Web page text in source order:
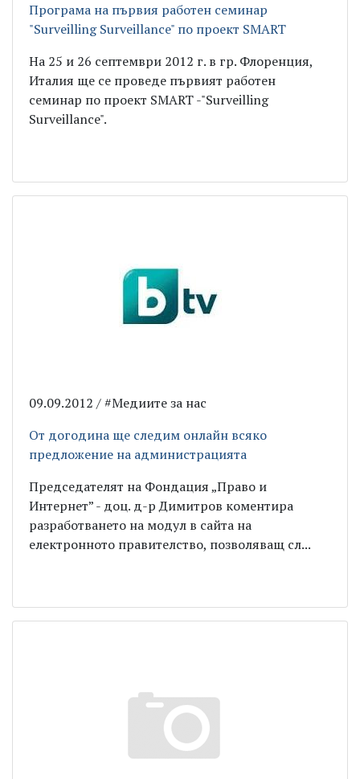
Програма на първия работен семинар
"Surveilling Surveillance" по проект SMART
На 25 и 26 септември 2012 г. в гр. Флоренция,
Италия ще се проведе първият работен
семинар по проект SMART -"Surveilling
Surveillance".
09.09.2012 / #Медиите за нас
От догодина ще следим онлайн всяко
предложение на администрацията
Председателят на Фондация „Право и
Интернет” - доц. д-р Димитров коментира
разработването на модул в сайта на
електронното правителство, позволяващ сл...